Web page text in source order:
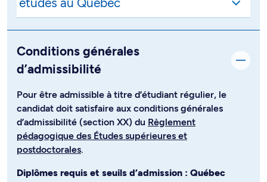
Conditions générales
d’admissibilité
Pour être admissible à titre d’étudiant régulier, le
candidat doit satisfaire aux conditions générales
d’admissibilité (section XX) du Règlement
pédagogique des Études supérieures et
postdoctorales.
Diplômes requis et seuils d’admission : Québec